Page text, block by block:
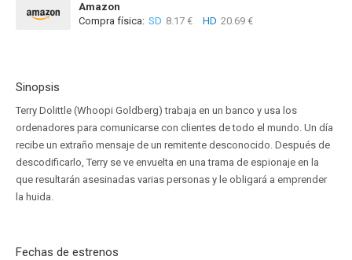
Amazon
Compra física: SD 8.17 € HD 20.69 €
Sinopsis
Terry Dolittle (Whoopi Goldberg) trabaja en un banco y usa los
ordenadores para comunicarse con clientes de todo el mundo. Un día
recibe un extraño mensaje de un remitente desconocido. Después de
descodificarlo, Terry se ve envuelta en una trama de espionaje en la
que resultarán asesinadas varias personas y le obligará a emprender
la huida.
Fechas de estrenos